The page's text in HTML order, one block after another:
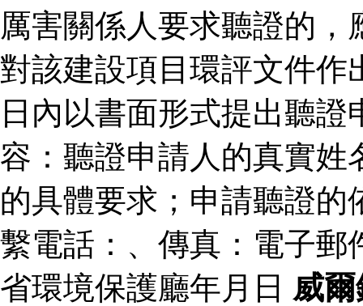
厲害關係人要求聽證的
對該建設項目環評文件作
日內以書面形式提出聽
容：聽證申請人的真實姓
的具體要求；申請聽證
繫電話：、傳真：電子郵
省環境保護廳年月日 威